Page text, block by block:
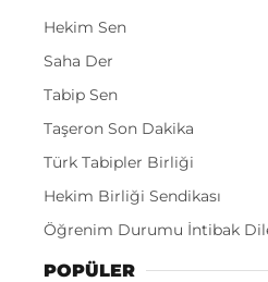
Hekim Sen
Saha Der
Tabip Sen
Taşeron Son Dakika
Türk Tabipler Birliği
Hekim Birliği Sendikası
Öğrenim Durumu İntibak
POPÜLER